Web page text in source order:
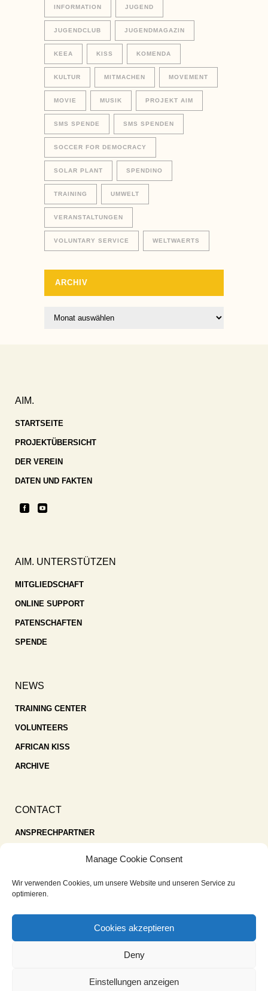
Manage Cookie Consent
Wir verwenden Cookies, um unsere Website und unseren Service zu
optimieren.
Cookies akzeptieren
Deny
Einstellungen anzeigen
INFORMATION JUGEND
JUGENDCLUB JUGENDMAGAZIN
KEEA KISS KOMENDA
KULTUR MITMACHEN MOVEMENT
MOVIE MUSIK PROJEKT AIM
SMS SPENDE SMS SPENDEN
SOCCER FOR DEMOCRACY
SOLAR PLANT SPENDINO
TRAINING UMWELT
VERANSTALTUNGEN
VOLUNTARY SERVICE WELTWAERTS
ARCHIV
Archiv
AIM.
STARTSEITE
PROJEKTÜBERSICHT
DER VEREIN
DATEN UND FAKTEN
AIM. UNTERSTÜTZEN
MITGLIEDSCHAFT
ONLINE SUPPORT
PATENSCHAFTEN
SPENDE
NEWS
TRAINING CENTER
VOLUNTEERS
AFRICAN KISS
ARCHIVE
CONTACT
ANSPRECHPARTNER
IMPRESSUM
COOKIE-RICHTLINIE (EU)